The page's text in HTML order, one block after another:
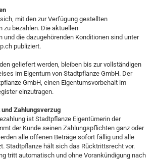
mit den zur Verfügung gestellten
zu bezahlen. Die aktuellen
die dazugehörenden Konditionen sind unter
publiziert.
geliefert werden, bleiben bis zur vollständigen
im Eigentum von Stadtpflanze GmbH. Der
GmbH, einen Eigentumsvorbehalt im
einzutragen.
Zahlungsverzug
ist Stadtpflanze Eigentümerin der
der Kunde seinen Zahlungspflichten ganz oder
alle offenen Beträge sofort fällig und alle
Stadtpflanze hält sich das Rücktrittsrecht vor.
tritt automatisch und ohne Vorankündigung nach